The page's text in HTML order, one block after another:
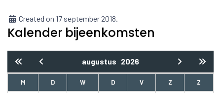
Created on 17 september 2018.
Kalender bijeenkomsten
augustus 2026
M D W D V Z
Z